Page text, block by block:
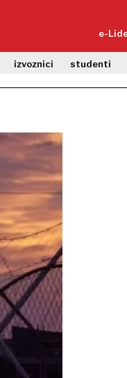
e-
izvoznici studenti